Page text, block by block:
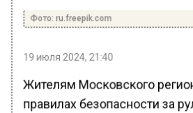
Фото: ru.freepik.com
19 июля 2024, 21:40
Жителям Московского
правилах безопасности за